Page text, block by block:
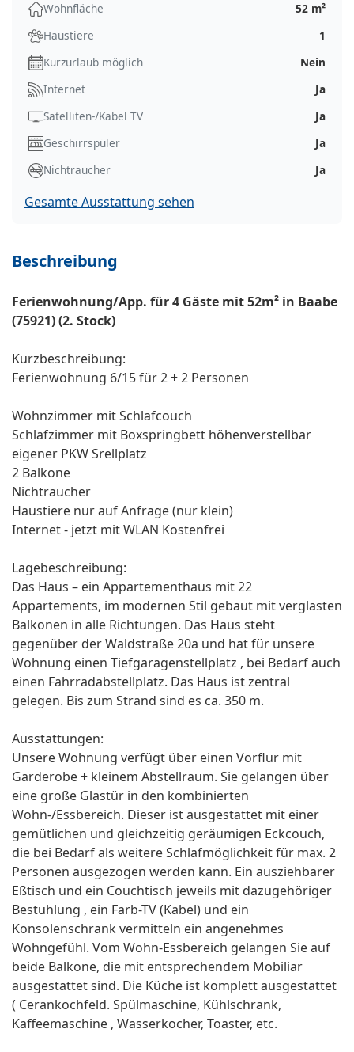
Wohnfläche
52 m²
Haustiere
1
Kurzurlaub möglich
Nein
Internet
Ja
Satelliten-/Kabel TV
Ja
Geschirrspüler
Ja
Nichtraucher
Ja
Gesamte Ausstattung sehen
Beschreibung
Ferienwohnung/App. für 4 Gäste mit 52m² in Baabe
(75921) (2. Stock)
Kurzbeschreibung:
Ferienwohnung 6/15 für 2 + 2 Personen
Wohnzimmer mit Schlafcouch
Schlafzimmer mit Boxspringbett höhenverstellbar
eigener PKW Srellplatz
2 Balkone
Nichtraucher
Haustiere nur auf Anfrage (nur klein)
Internet - jetzt mit WLAN Kostenfrei
Lagebeschreibung:
Das Haus – ein Appartementhaus mit 22
Appartements, im modernen Stil gebaut mit verglasten
Balkonen in alle Richtungen. Das Haus steht
gegenüber der Waldstraße 20a und hat für unsere
Wohnung einen Tiefgaragenstellplatz , bei Bedarf auch
einen Fahrradabstellplatz. Das Haus ist zentral
gelegen. Bis zum Strand sind es ca. 350 m.
Ausstattungen:
Unsere Wohnung verfügt über einen Vorflur mit
Garderobe + kleinem Abstellraum. Sie gelangen über
eine große Glastür in den kombinierten
Wohn-/Essbereich. Dieser ist ausgestattet mit einer
gemütlichen und gleichzeitig geräumigen Eckcouch,
die bei Bedarf als weitere Schlafmöglichkeit für max. 2
Personen ausgezogen werden kann. Ein ausziehbarer
Eßtisch und ein Couchtisch jeweils mit dazugehöriger
Bestuhlung , ein Farb-TV (Kabel) und ein
Konsolenschrank vermitteln ein angenehmes
Wohngefühl. Vom Wohn-Essbereich gelangen Sie auf
beide Balkone, die mit entsprechendem Mobiliar
ausgestattet sind. Die Küche ist komplett ausgestattet
( Cerankochfeld. Spülmaschine, Kühlschrank,
Kaffeemaschine , Wasserkocher, Toaster, etc.